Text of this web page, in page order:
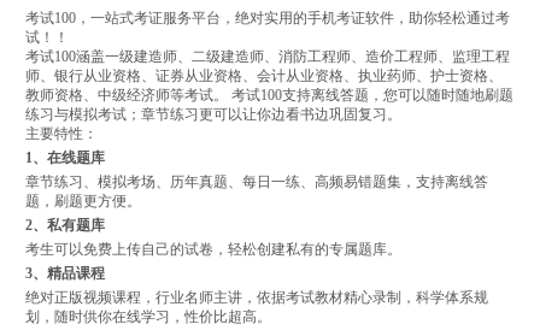
考试100，一站式考证服务平台，绝对实用的手机考证软件，助你轻松通过考
试！！
考试100涵盖一级建造师、二级建造师、消防工程师、造价工程师、监理工程
师、银行从业资格、证券从业资格、会计从业资格、执业药师、护士资格、
教师资格、中级经济师等考试。 考试100支持离线答题，您可以随时随地刷题
练习与模拟考试；章节练习更可以让你边看书边巩固复习。
主要特性：
1、在线题库
章节练习、模拟考场、历年真题、每日一练、高频易错题集，支持离线答
题，刷题更方便。
2、私有题库
考生可以免费上传自己的试卷，轻松创建私有的专属题库。
3、精品课程
绝对正版视频课程，行业名师主讲，依据考试教材精心录制，科学体系规
划，随时供你在线学习，性价比超高。